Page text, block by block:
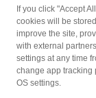
プライバシーポリシー
ユーザープライバシーに
ユーザーセキュリティに
ウェブサイト利用規約
反社会的勢力に対する方針
If you click "Accept
cookies will be
improve the site,
with external
settings at any time
change app tracking
OS settings.